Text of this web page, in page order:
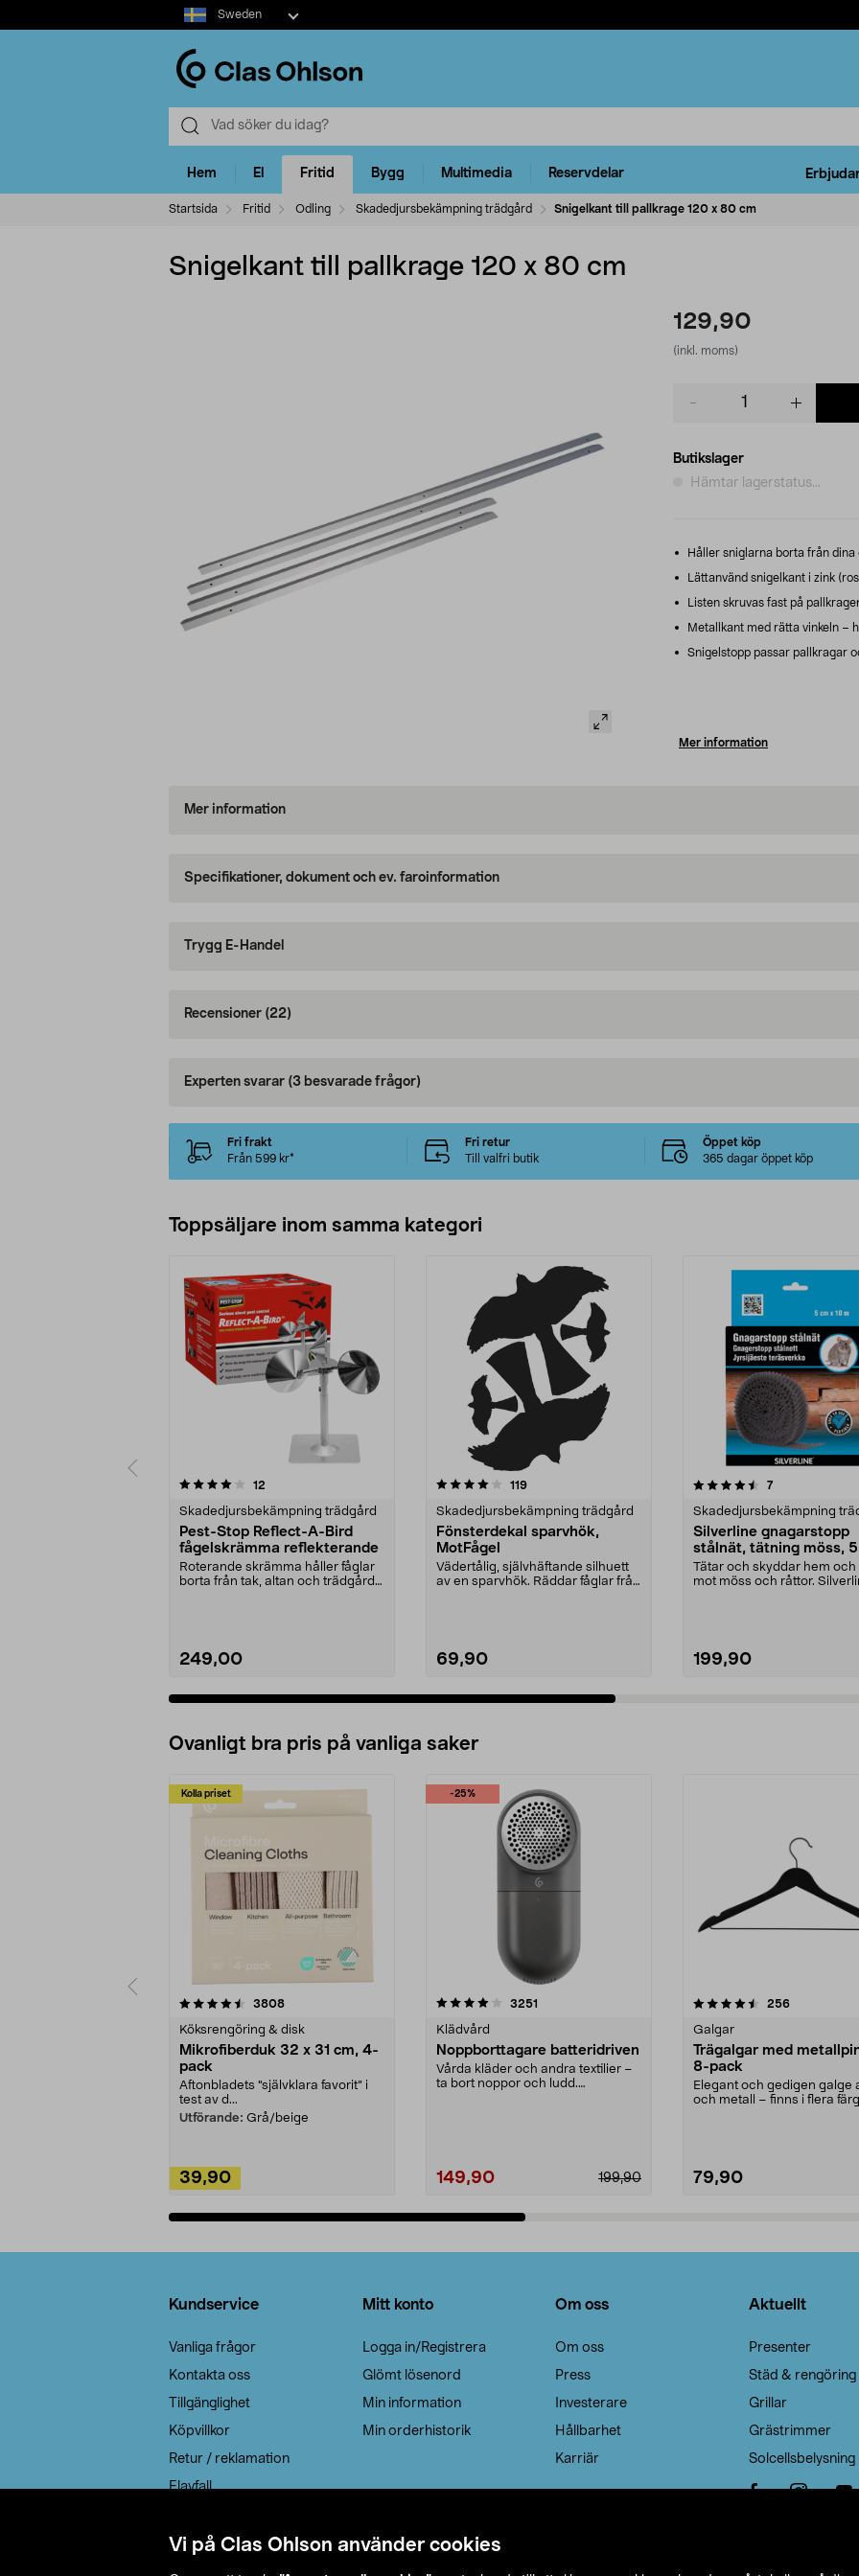
Vi på Clas Ohlson använder cookies
Select
market
Sweden
Hem El Fritid Bygg Multimedia Reservdelar
Startsida Fritid Odling Skadedjursbekämpning trädgård Snigelkant till pallkrage 120 x 80 cm
Snigelkant till pallkrage 120 x 80 cm
129,90
(inkl. moms)
Butikslager
Hämtar lagerstatus...
Håller sniglarna borta från dina
Lättanvänd snigelkant i zink
Listen skruvas fast på
Metallkant med rätta vinkeln –
Snigelstopp passar pallkragar
Mer information
Mer information
Specifikationer, dokument och ev. faroinformation
Trygg E-Handel
Recensioner (22)
Experten svarar (3 besvarade frågor)
Fri frakt
Från 599 kr*
Fri retur
Till valfri butik
Öppet köp
365 dagar öppet köp
Toppsäljare inom samma kategori
12
Skadedjursbekämpning trädgård
Pest-Stop Reflect-A-Bird
fågelskrämma reflekterande
Roterande skrämma håller fåglar
borta från tak, altan och trädgård.
249,00
4.0 av 5 stjärnor 119recensioner
Skadedjursbekämpning trädgård
Fönsterdekal sparvhök,
MotFågel
Vädertålig, självhäftande silhuett
av en sparvhök. Räddar fåglar från
69,90
4.5 av 5 stjärnor 7recensioner
Skadedjursbekämpning
Silverline gnagarstopp
stålnät, tätning möss, 5
10 m
Tätar och skyddar hem och
mot möss och råttor.
199,90
3.0 av 5 stjärnor
Ovanligt bra pris på vanliga saker
Kolla priset
3808recensioner
Köksrengöring & disk
Mikrofiberduk 32 x 31 cm, 4-
pack
Aftonbladets "självklara favorit” i
test av d...
Utförande: Grå/beige
39,90
-25%
4.0av 5 stjärnor 3251
Klädvård
Noppborttagare batteridriven
Vårda kläder och andra textilier –
ta bort noppor och ludd.
199,90
149,90
4.5av 5 stjärnor 256recensioner
Galgar
Trägalgar med
8-pack
Elegant och gedigen galge
och metall – finns i flera
79,90
4.0av 5 stjärnor
Kundservice
Vanliga frågor
Kontakta oss
Tillgänglighet
Köpvillkor
Retur / reklamation
Elavfall
Leveransalternativ
Mitt konto
Logga in/Registrera
Glömt lösenord
Min information
Min orderhistorik
Om oss
Om oss
Press
Investerare
Hållbarhet
Karriär
Aktuellt
Presenter
Städ & rengöring
Grillar
Grästrimmer
Solcellsbelysning